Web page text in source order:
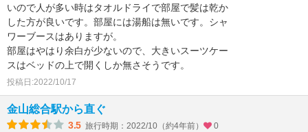
いので人が多い時はタオルドライで部屋で髪は乾か
した方が良いです。部屋には湯船は無いです。シャ
ワーブースはありますが。
部屋はやはり余白が少ないので、大きいスーツケー
スはベッドの上で開くしか無さそうです。
投稿日:2022/10/17
金山総合駅から直ぐ
3.5 旅行時期：2022/10（約4年前）
0